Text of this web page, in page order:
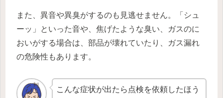
また、異音や異臭がするのも見逃せません。「シュ
ーッ」といった音や、焦げたような臭い、ガスのに
おいがする場合は、部品が壊れていたり、ガス漏れ
の危険性もあります。
こんな症状が出たら点検を依頼したほう